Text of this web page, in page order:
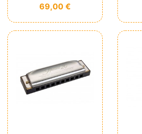
Prix
69,00 €